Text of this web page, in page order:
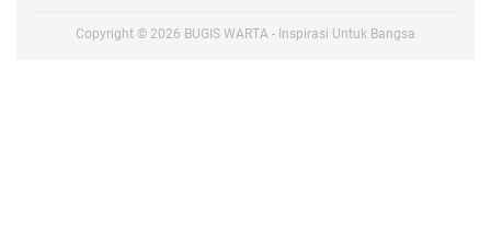
Copyright © 2026 BUGIS WARTA - Inspirasi Untuk Bangsa